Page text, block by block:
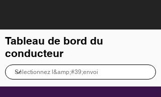
Tableau de bord du
conducteur